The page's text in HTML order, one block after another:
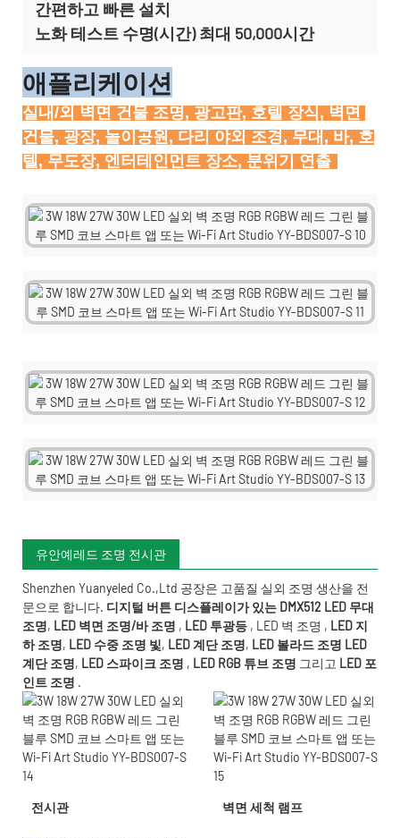
간편하고 빠른 설치
노화 테스트 수명(시간) 최대 50,000시간
애플리케이션
실내/외 벽면 건물 조명, 광고판, 호텔 장식, 벽면
건물, 광장, 놀이공원, 다리 야외 조경, 무대, 바, 호
텔, 무도장, 엔터테인먼트 장소, 분위기 연출
유안예레드 조명 전시관
Shenzhen Yuanyeled Co.,Ltd 공장은 고품질 실외 조명 생산을 전
문으로 합니다. 디지털 버튼 디스플레이가 있는 DMX512 LED 무대
조명, LED 벽면 조명/바 조명 , LED 투광등 , LED 벽 조명 , LED 지
하 조명, LED 수중 조명 빛, LED 계단 조명, LED 볼라드 조명 LED
계단 조명, LED 스파이크 조명 , LED RGB 튜브 조명 그리고 LED 포
인트 조명 .
전시관 벽면 세척 램프